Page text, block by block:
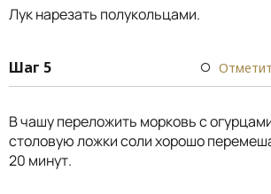
Лук нарезать полукольцами.
Шаг 5
В чашу переложить морковь с
столовую ложки соли хорошо
20 минут.